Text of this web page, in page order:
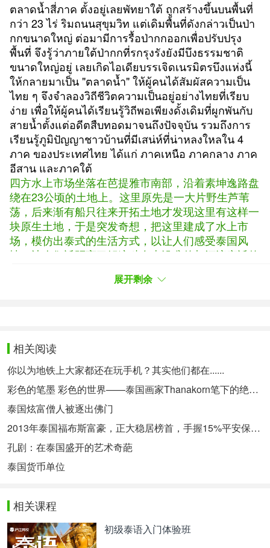
ตลาดน้ำสี่ภาค ตั้งอยู่เลยพัทยาใต้ ถูกสร้างขึ้นบนพื้นที่
กว่า 23 ไร่ ริมถนนสุขุมวิท แต่เดิมพื้นที่ดังกล่าวเป็นป่า
กกขนาดใหญ่ ต่อมามีการรื้อป่ากกออกเพื่อปรับปรุง
พื้นที่ จึงรู้ว่าภายใต้ป่ากกที่รกรุงรังยังมีบึงธรรมชาติ
ขนาดใหญ่อยู่ เลยเกิดไอเดียบรรเจิดเนรมิตรบึงแห่งนี้
ให้กลายมาเป็น "ตลาดน้ำ" ให้ผู้คนได้สัมผัสความเป็น
ไทย ๆ จึงจำลองวิถีชีวิตความเป็นอยู่อย่างไทยที่เรียบ
ง่าย เพื่อให้ผู้คนได้เรียนรู้วิถีพอเพียงดั้งเดิมที่ผูกพันกับ
สายน้ำตั้งแต่อดีตสืบทอดมาจนถึงปัจจุบัน รวมถึงการ
เรียนรู้ภูมิปัญญาชาวบ้านที่มีเสน่ห์ที่น่าหลงใหลใน 4
ภาค ของประเทศไทย ได้แก่ ภาคเหนือ ภาคกลาง ภาค
อีสาน และภาคใต้
四方水上市场坐落在芭提雅市南部，沿着素坤逸路盘
绕在23公顷的土地上。这里原先是一大片野生芦苇
荡，后来渐有船只往来开拓土地才发现这里有这样一
块原生土地，于是突发奇想，把这里建成了水上市
场，模仿出泰式的生活方式， 以让人们感受泰国风
情， 让人们近距离了解这种自古沿袭的与河流亲近的
北部和南部的死忠特色魅力景观，体现了四部人民的
ดำเนินสะดวกจะเริ่มค้าขายกันตั้งแต่ 05.00-12.00 น.
สินค้าที่มีให้เลือกซื้อ ก็จะมีทั้งของกิน ของใช้ และของ
ที่ระลึกมากมาย รวมถึงสินค้าหัตถกรรม ซึ่งเป็นที่นิยม
ของชาวต่างชาติ
丹嫩沙多水上市场开市时间是早晨5点至中午12点，
开市时能买到很多小吃、用品、纪念品工艺品等等，
大受外国游客欢迎。
点击查看更多此系列文章>>
展开剩余
相关阅读
你以为地铁上大家都还在玩手机？其实他们都在......
彩色的笔墨 彩色的世界——泰国画家Thanakorn笔下的绝美泰国
泰国炫富僧人被逐出佛门
2013年泰国福布斯富豪，正大稳居榜首，手握15%平安保险股权
孔剧：在泰国盛开的艺术奇葩
泰国货币单位
相关课程
初级泰语入门体验班